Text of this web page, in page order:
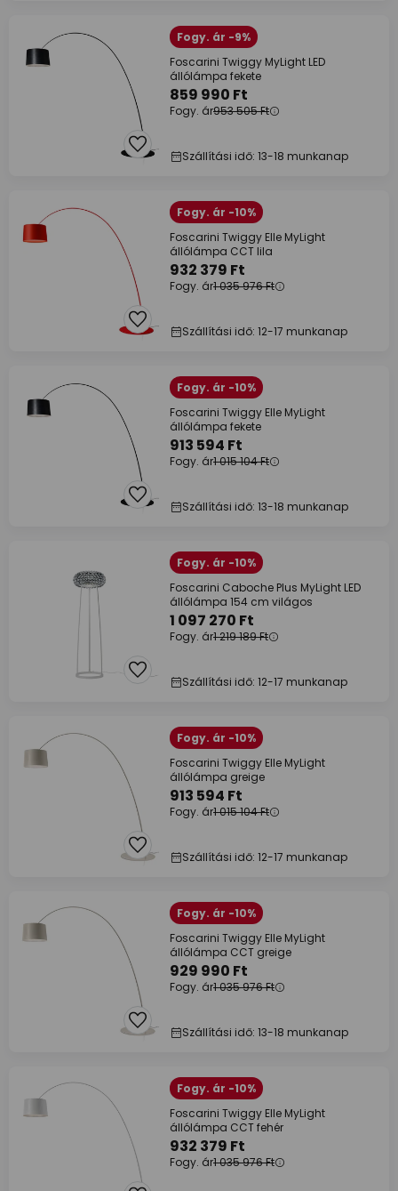
Fogy. ár -9%
Foscarini Twiggy MyLight LED
állólámpa fekete
859 990 Ft
Fogy. ár953 505 Ft
Szállítási idő: 13-18 munkanap
Fogy. ár -10%
Foscarini Twiggy Elle MyLight
állólámpa CCT lila
932 379 Ft
Fogy. ár1 035 976 Ft
Szállítási idő: 12-17 munkanap
Fogy. ár -10%
Foscarini Twiggy Elle MyLight
állólámpa fekete
913 594 Ft
Fogy. ár1 015 104 Ft
Szállítási idő: 13-18 munkanap
Fogy. ár -10%
Foscarini Caboche Plus MyLight LED
állólámpa 154 cm világos
1 097 270 Ft
Fogy. ár1 219 189 Ft
Szállítási idő: 12-17 munkanap
Fogy. ár -10%
Foscarini Twiggy Elle MyLight
állólámpa greige
913 594 Ft
Fogy. ár1 015 104 Ft
Szállítási idő: 12-17 munkanap
Fogy. ár -10%
Foscarini Twiggy Elle MyLight
állólámpa CCT greige
929 990 Ft
Fogy. ár1 035 976 Ft
Szállítási idő: 13-18 munkanap
Fogy. ár -10%
Foscarini Twiggy Elle MyLight
állólámpa CCT fehér
932 379 Ft
Fogy. ár1 035 976 Ft